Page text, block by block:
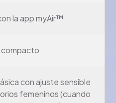
la app myAir™
compacto
con ajuste sensible
femeninos (cuando